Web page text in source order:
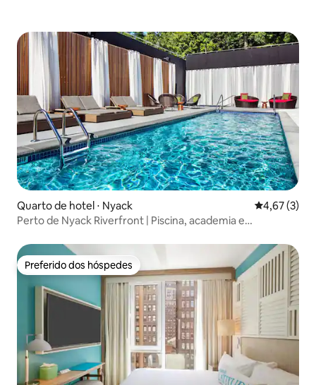
Quarto de hotel ⋅ Nyack 4,67 de
4,67 (3)
Perto de Nyack Riverfront | Piscina, academia e
Preferido dos hóspedes
Preferido dos hóspedes